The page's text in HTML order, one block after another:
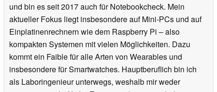
und bin es seit 2017 auch für Notebookcheck. Mein
aktueller Fokus liegt insbesondere auf Mini-PCs und auf
Einplatinenrechnern wie dem Raspberry Pi – also
kompakten Systemen mit vielen Möglichkeiten. Dazu
kommt ein Faible für alle Arten von Wearables und
insbesondere für Smartwatches. Hauptberuflich bin ich
als Laboringenieur unterwegs, weshalb mir weder